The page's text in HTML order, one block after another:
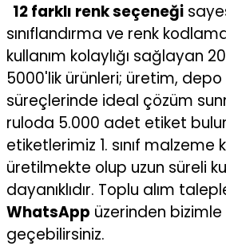
12 farklı renk seçeneği
sınıflandırma ve renk
kullanım kolaylığı sağlayan
5000'lik ürünleri; üretim,
süreçlerinde ideal çözüm
ruloda 5.000 adet etiket
etiketlerimiz 1. sınıf malzeme
üretilmekte olup uzun süreli
dayanıklıdır. Toplu alım
WhatsApp üzerinden
geçebilirsiniz.